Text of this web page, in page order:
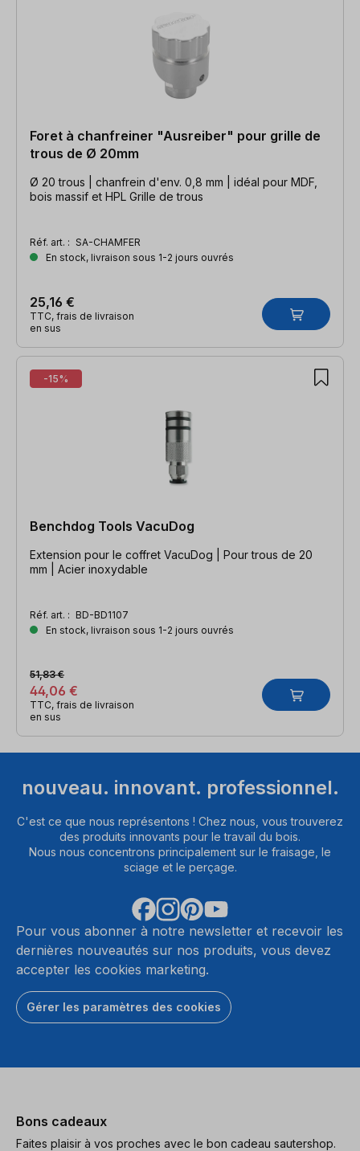
Foret à chanfreiner "Ausreiber" pour grille de
trous de Ø 20mm
Ø 20 trous | chanfrein d'env. 0,8 mm | idéal pour MDF,
bois massif et HPL Grille de trous
Réf. art. : SA-CHAMFER
En stock, livraison sous 1-2 jours ouvrés
25,16 €
TTC, frais de livraison
en sus
-15%
Benchdog Tools VacuDog
Extension pour le coffret VacuDog | Pour trous de 20
mm | Acier inoxydable
Réf. art. : BD-BD1107
En stock, livraison sous 1-2 jours ouvrés
44,06 €
51,83 €
TTC, frais de livraison
en sus
nouveau. innovant. professionnel.
C'est ce que nous représentons ! Chez nous, vous trouverez
des produits innovants pour le travail du bois.
Nous nous concentrons principalement sur le fraisage, le
sciage et le perçage.
Pour vous abonner à notre newsletter et recevoir les
dernières nouveautés sur nos produits, vous devez
accepter les cookies marketing.
Gérer les paramètres des cookies
Bons cadeaux
Faites plaisir à vos proches avec le bon cadeau sautershop.